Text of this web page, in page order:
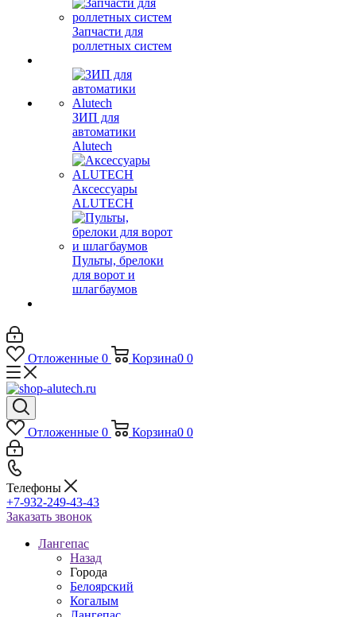
Запчасти для
роллетных систем
ЗИП для
автоматики
Alutech
Аксессуары
ALUTECH
Пульты, брелоки
для ворот и
шлагбаумов
Отложенные 0 Корзина0 0
Отложенные 0 Корзина0 0
Телефоны
+7-932-249-43-43
Заказать звонок
Лангепас
Назад
Города
Белоярский
Когалым